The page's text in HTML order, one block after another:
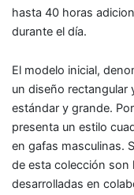
hasta 40 horas
durante el día.
El modelo inicial,
un diseño rectangular
estándar y grande.
presenta un estilo
en gafas masculinas.
de esta colección son
desarrolladas en